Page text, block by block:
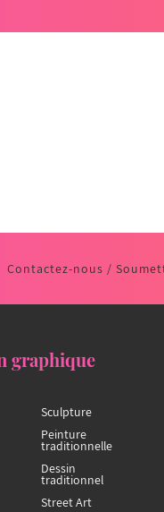
Contactez-nous /
graphique
Sculpture
Peinture
traditionnelle
Dessin
traditionnel
Street Art